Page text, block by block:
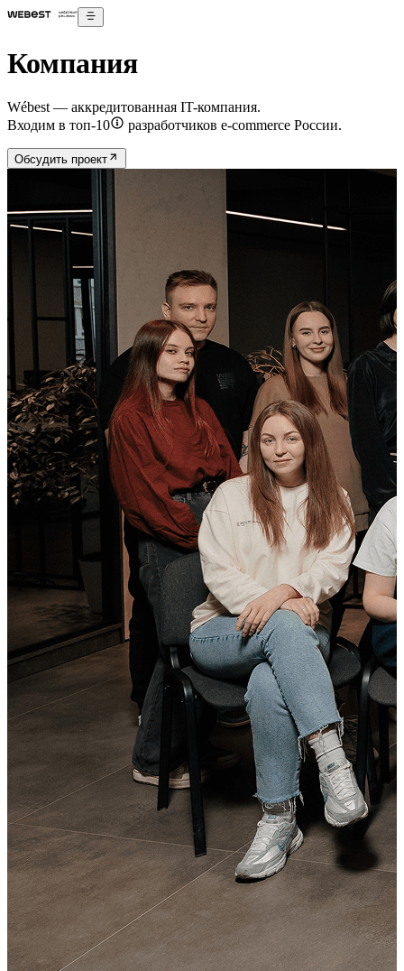
Компания
Wébest — аккредитованная IT-компания.
Входим в топ-10 разработчиков e-commerce России.
Обсудить проект